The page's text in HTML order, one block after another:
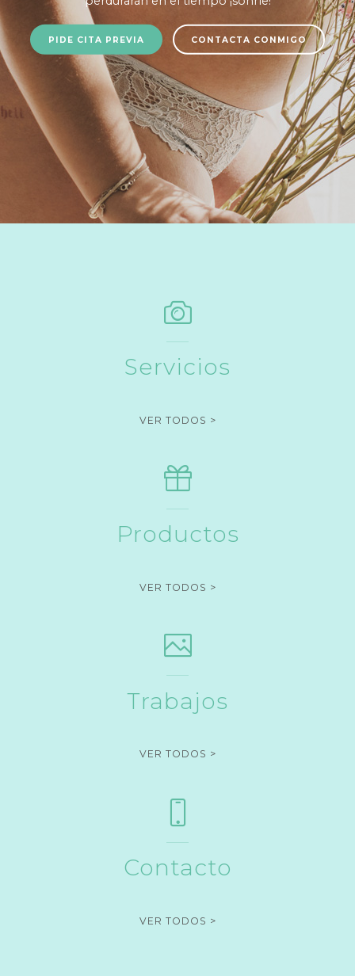
PIDE CITA PREVIA CONTACTA CONMIGO
Servicios
VER TODOS >"SERVICIOS"
Productos
VER TODOS >"PRODUCTOS"
Trabajos
VER TODOS >"TRABAJOS"
Contacto
VER TODOS >"CONTACTO"